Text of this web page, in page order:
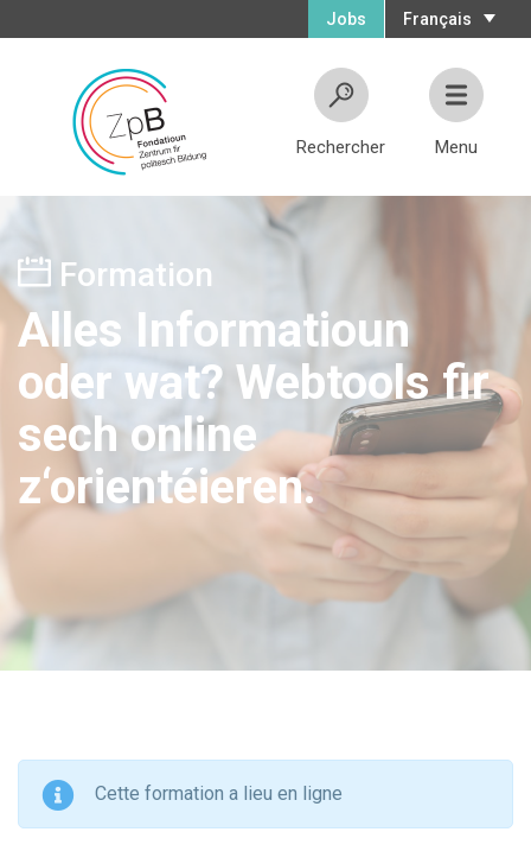
Français
Jobs
Rechercher Menu
Formation
Alles Informatioun
oder wat? Webtools fir
sech online
z‘orientéieren.
Cette formation a lieu en ligne